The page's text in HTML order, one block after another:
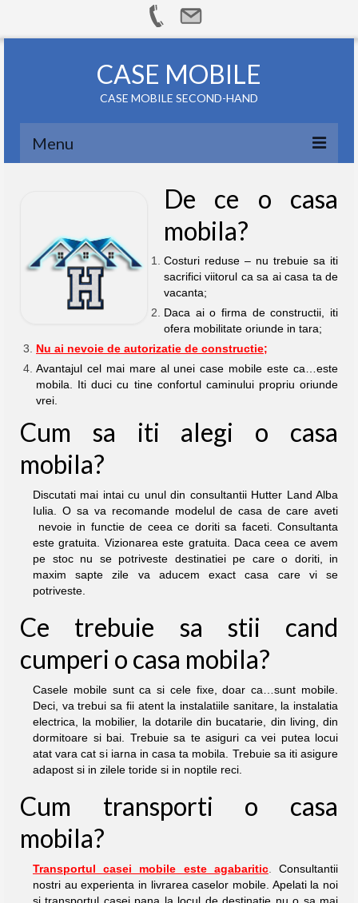
CASE MOBILE
CASE MOBILE SECOND-HAND
Menu
TRANSPORT
SFATURI PRACTICE
CONTACT
De ce o casa
mobila?
Costuri reduse – nu trebuie sa iti
sacrifici viitorul ca sa ai casa ta de
vacanta;
Daca ai o firma de constructii, iti
ofera mobilitate oriunde in tara;
Nu ai nevoie de autorizatie de constructie;
Avantajul cel mai mare al unei case mobile este ca…este
mobila. Iti duci cu tine confortul caminului propriu oriunde
vrei.
Cum sa iti alegi o casa
mobila?
Discutati mai intai cu unul din consultantii Hutter Land Alba
Iulia. O sa va recomande modelul de casa de care aveti
nevoie in functie de ceea ce doriti sa faceti. Consultanta
este gratuita. Vizionarea este gratuita. Daca ceea ce avem
pe stoc nu se potriveste destinatiei pe care o doriti, in
maxim sapte zile va aducem exact casa care vi se
potriveste.
Ce trebuie sa stii cand
cumperi o casa mobila?
Casele mobile sunt ca si cele fixe, doar ca…sunt mobile.
Deci, va trebui sa fii atent la instalatiile sanitare, la instalatia
electrica, la mobilier, la dotarile din bucatarie, din living, din
dormitoare si bai. Trebuie sa te asiguri ca vei putea locui
atat vara cat si iarna in casa ta mobila. Trebuie sa iti asigure
adapost si in zilele toride si in noptile reci.
Cum transporti o casa
mobila?
Transportul casei mobile este agabaritic.Consultantii
nostri au experienta in livrarea caselor mobile. Apelati la noi